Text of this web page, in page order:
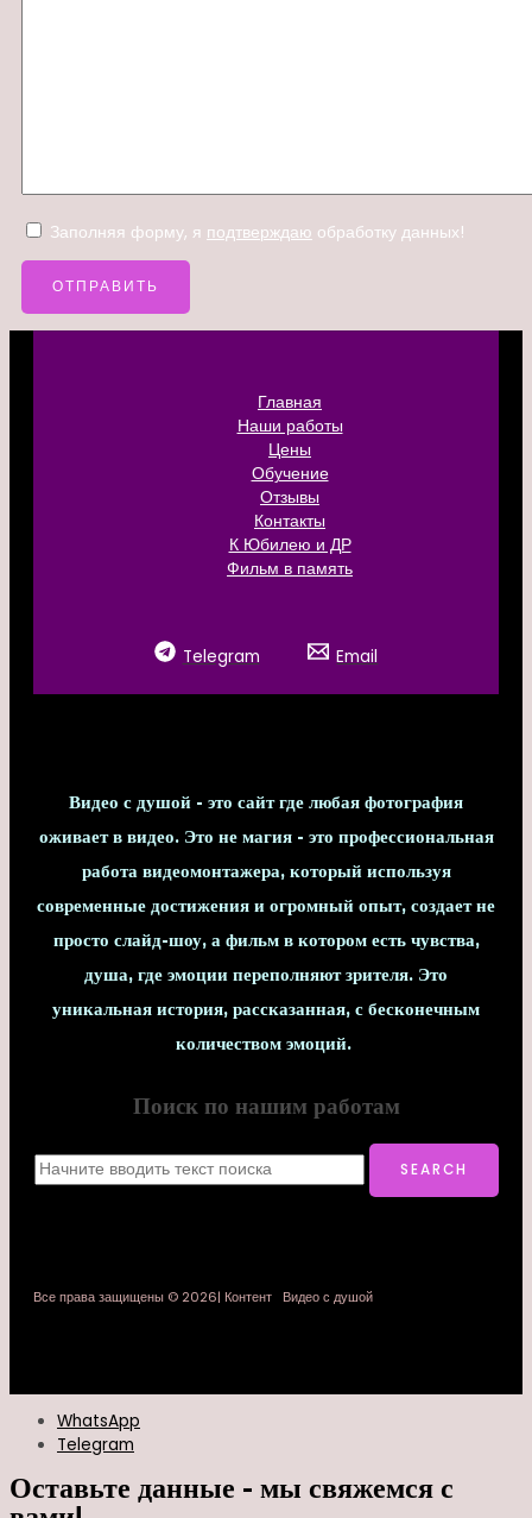
Заполняя форму, я подтверждаю обработку данных!
Главная
Наши работы
Цены
Обучение
Отзывы
Контакты
К Юбилею и ДР
Фильм в память
Telegram Email
Видео с душой - это сайт где любая фотография
оживает в видео. Это не магия - это профессиональная
работа видеомонтажера, который используя
современные достижения и огромный опыт, создает не
просто слайд-шоу, а фильм в котором есть чувства,
душа, где эмоции переполняют зрителя. Это
уникальная история, рассказанная, с бесконечным
количеством эмоций.
Поиск по нашим работам
Все права защищены © 2026| Контент Видео с душой
WhatsApp
Telegram
Оставьте данные - мы свяжемся с